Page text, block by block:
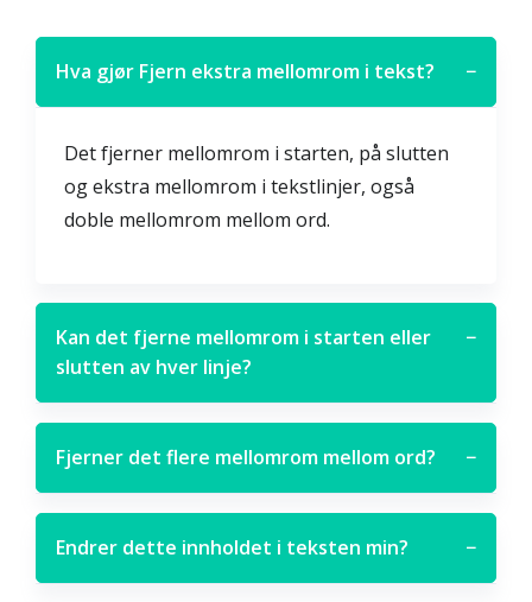
Hva gjør Fjern ekstra mellomrom i tekst? −
Det fjerner mellomrom i starten, på slutten
og ekstra mellomrom i tekstlinjer, også
doble mellomrom mellom ord.
Kan det fjerne mellomrom i starten eller
slutten av hver linje?
−
Fjerner det flere mellomrom mellom ord? −
Endrer dette innholdet i teksten min? −